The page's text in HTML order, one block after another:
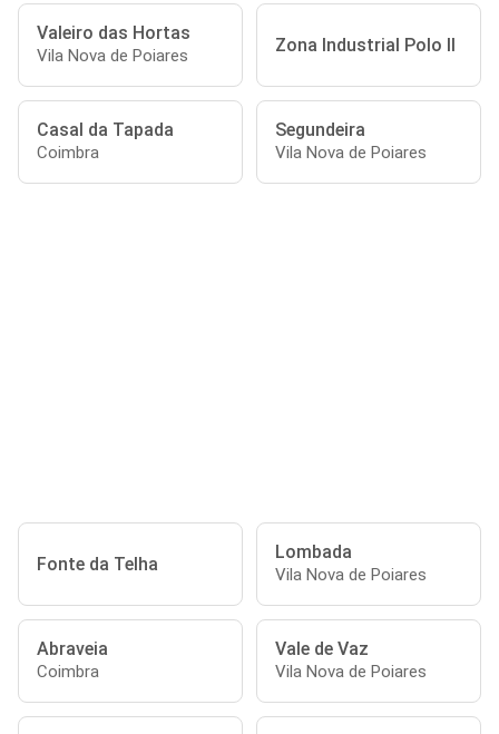
Valeiro das Hortas
Vila Nova de Poiares Zona Industrial Polo II
Casal da Tapada
Coimbra
Segundeira
Vila Nova de Poiares
Fonte da Telha
Lombada
Vila Nova de Poiares
Abraveia
Coimbra
Vale de Vaz
Vila Nova de Poiares